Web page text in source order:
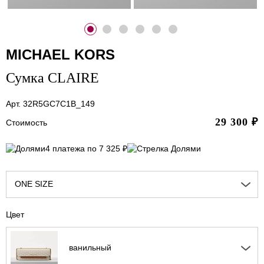
MICHAEL KORS
Сумка CLAIRE
Арт. 32R5GC7C1B_149
Стоимость
29 300 ₽
4 платежа по 7 325 ₽
ONE SIZE
Цвет
ванильный